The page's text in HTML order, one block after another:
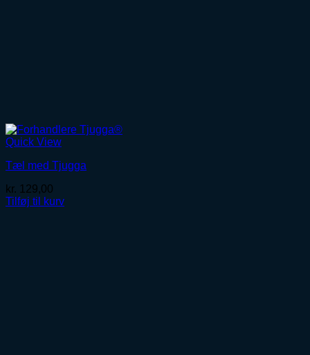
Quick View
Tæl med Tjugga
kr. 129,00
Tilføj til kurv